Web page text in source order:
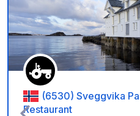
(6530) Sveggvika
Restaurant